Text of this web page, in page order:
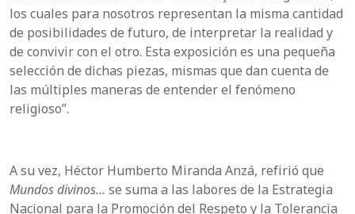
los cuales para nosotros representan la misma cantidad
de posibilidades de futuro, de interpretar la realidad y
de convivir con el otro. Esta exposición es una pequeña
selección de dichas piezas, mismas que dan cuenta de
las múltiples maneras de entender el fenómeno
religioso”.
A su vez, Héctor Humberto Miranda Anzá, refirió que
Mundos divinos… se suma a las labores de la Estrategia
Nacional para la Promoción del Respeto y la Tolerancia